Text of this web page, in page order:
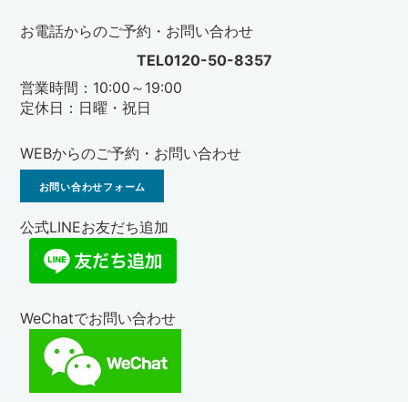
お電話からのご予約・お問い合わせ
TEL0120-50-8357
営業時間：10:00～19:00
定休日：日曜・祝日
WEBからのご予約・お問い合わせ
お問い合わせフォーム
公式LINEお友だち追加
WeChatでお問い合わせ